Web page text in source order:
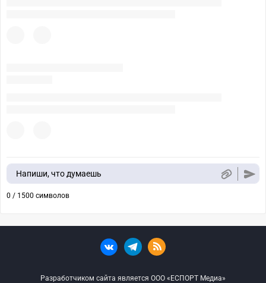
Напиши, что думаешь
0 / 1500 символов
Разработчиком сайта является ООО «ЕСПОРТ Медиа»